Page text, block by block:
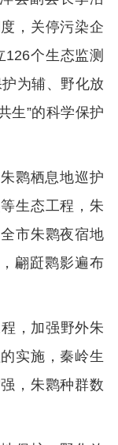
，关停污染企
个生态监测
为辅、野化放
生”的科学保护
鹮栖息地巡护
生态工程，朱
市朱鹮夜宿地
翩跹鹮影遍布
，加强野外朱
实施，秦岭生
，朱鹮种群数